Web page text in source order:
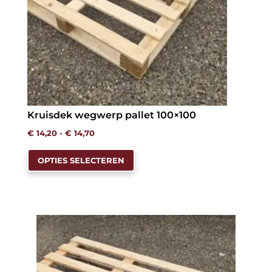
de
productpagina
Kruisdek wegwerp pallet 100×100
€ 14,20 - € 14,70Prijsklasse:
€ 14,20
tot
OPTIES SELECTEREN
Deze
optie
kan